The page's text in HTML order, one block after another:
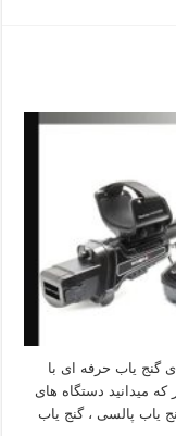
گنج یاب حرفه ای با
میدانید دستگاه های
یاب پالسی ، گنج یاب